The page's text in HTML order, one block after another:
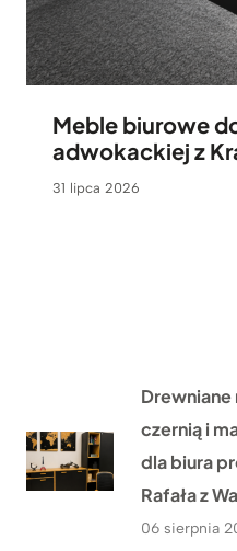
Meble biurowe
adwokackiej z
31 lipca 2026
Drewniane
czernią i
dla biura
Rafała z
06 sierpnia